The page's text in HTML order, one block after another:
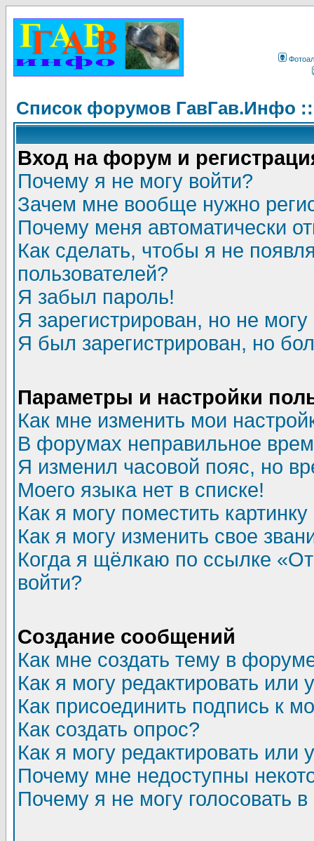
Список форумов ГавГав.Инфо
Вход на форум и
Почему я не могу войти?
Зачем мне вообще нужно
Почему меня автоматически
Как сделать, чтобы я не
пользователей?
Я забыл пароль!
Я зарегистрирован, но не могу
Я был зарегистрирован, но
Параметры и настройки
Как мне изменить мои
В форумах неправильное
Я изменил часовой пояс, но
Моего языка нет в списке!
Как я могу поместить
Как я могу изменить свое
Когда я щёлкаю по ссылке
войти?
Создание сообщений
Как мне создать тему в
Как я могу редактировать или
Как присоединить подпись к
Как создать опрос?
Как я могу редактировать или
Почему мне недоступны
Почему я не могу голосовать